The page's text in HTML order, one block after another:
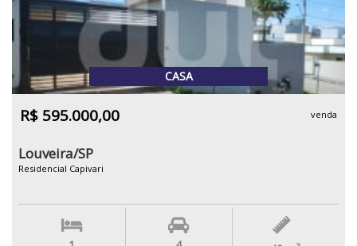
CASA
R$ 595.000,00 venda
Louveira/SP
Residencial Capivari